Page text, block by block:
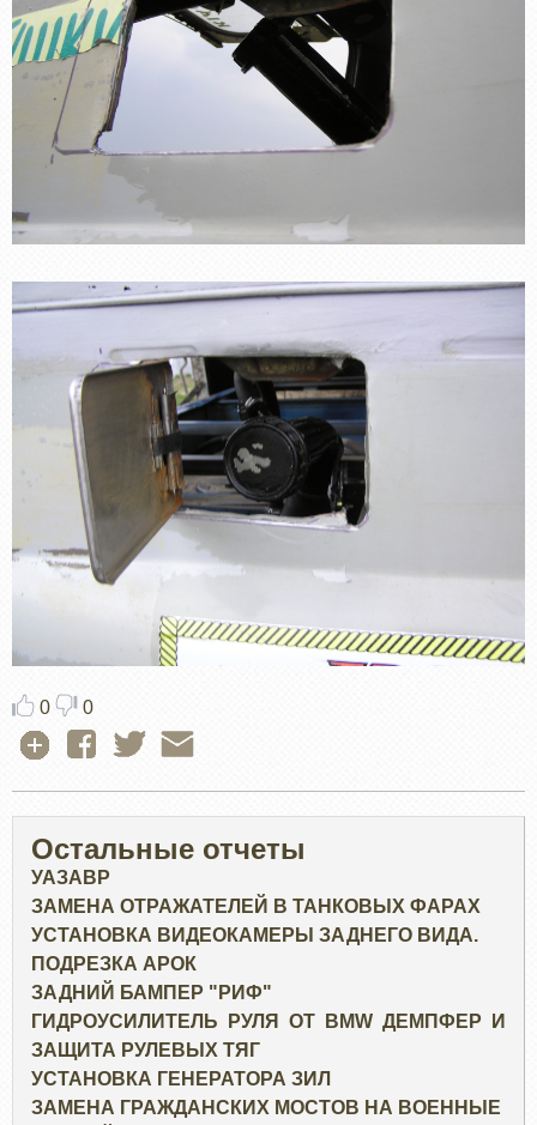
0 0
Остальные отчеты
УАЗАВР
ЗАМЕНА ОТРАЖАТЕЛЕЙ В ТАНКОВЫХ ФАРАХ
УСТАНОВКА ВИДЕОКАМЕРЫ ЗАДНЕГО ВИДА.
ПОДРЕЗКА АРОК
ЗАДНИЙ БАМПЕР "РИФ"
ГИДРОУСИЛИТЕЛЬ РУЛЯ ОТ BMW ДЕМПФЕР И
ЗАЩИТА РУЛЕВЫХ ТЯГ
УСТАНОВКА ГЕНЕРАТОРА ЗИЛ
ЗАМЕНА ГРАЖДАНСКИХ МОСТОВ НА ВОЕННЫЕ